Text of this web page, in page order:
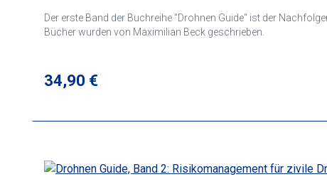
Der erste Band der Buchreihe "Drohnen Guide" ist der Nachfolger des Buches "Dr. Drohne - Basiswissen 2016: für Steuerer unbemannter
Bücher wurden von Maximilian Beck geschrieben.
Regulärer Preis:
34,90 €